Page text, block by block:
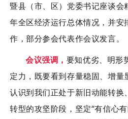
暨县（市、区）党委书记座谈会
年全区经济运行总体情况，并安
作，部分参会代表作会议发言。
会议强调， 要知优劣、明形
定力，既要看到存量稳固、增量
认识到我们正处于新旧动能转换
转型的攻坚阶段，坚定“有信心